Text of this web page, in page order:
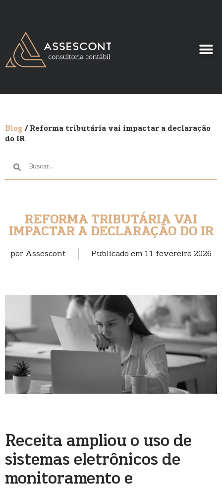
Blog/ Reforma tributária vai impactar a declaração
do IR
REFORMA TRIBUTÁRIA VAI
IMPACTAR A DECLARAÇÃO DO IR
por Assescont Publicado em 11 fevereiro 2026
Receita ampliou o uso de
sistemas eletrônicos de
monitoramento e